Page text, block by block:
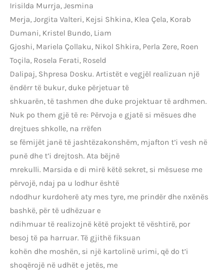
Irisilda Murrja, Jesmina
Merja, Jorgita Valteri, Kejsi Shkina, Klea Çela, Korab
Dumani, Kristel Bundo, Liam
Gjoshi, Mariela Çollaku, Nikol Shkira, Perla Zere, Roen
Toçila, Rosela Ferati, Roseld
Dalipaj, Shpresa Dosku. Artistët e vegjël realizuan një
ëndërr të bukur, duke përjetuar të
shkuarën, të tashmen dhe duke projektuar të ardhmen.
Nuk po them gjë të re: Përvoja e gjatë si mësues dhe
drejtues shkolle, na rrëfen
se fëmijët janë të jashtëzakonshëm, mjafton t’i vesh në
punë dhe t’i drejtosh. Ata bëjnë
mrekulli. Marsida e di mirë këtë sekret, si mësuese me
përvojë, ndaj pa u lodhur është
ndodhur kurdoherë aty mes tyre, me prindër dhe nxënës
bashkë, për të udhëzuar e
ndihmuar të realizojnë këtë projekt të vështirë, por
besoj të pa harruar. Të gjithë fiksuan
kohën dhe moshën, si një kartolinë urimi, që do t’i
shoqërojë në udhët e jetës, me